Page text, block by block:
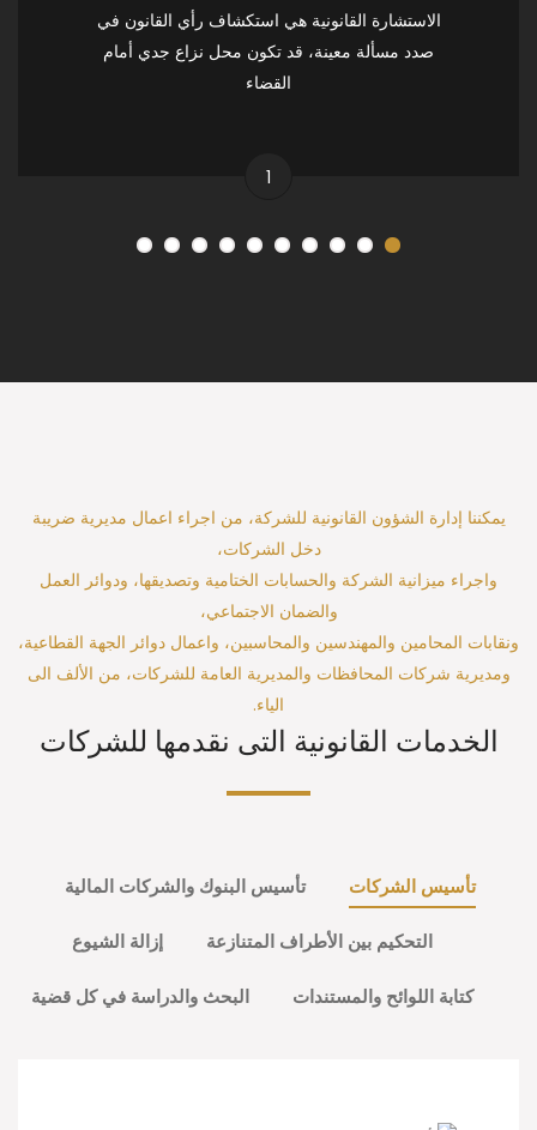
الاستشارة القانونية هي استكشاف رأي القانون في
صدد مسألة معينة، قد تكون محل نزاع جدي أمام
القضاء
1
يمكننا إدارة الشؤون القانونية للشركة، من اجراء اعمال مديرية ضريبة
دخل الشركات،
واجراء ميزانية الشركة والحسابات الختامية وتصديقها، ودوائر العمل
والضمان الاجتماعي،
ونقابات المحامين والمهندسين والمحاسبين، واعمال دوائر الجهة القطاعية،
ومديرية شركات المحافظات والمديرية العامة للشركات، من الألف الى
الياء.
الخدمات القانونية التى نقدمها للشركات
تأسيس الشركات تأسيس البنوك والشركات المالية
التحكيم بين الأطراف المتنازعة إزالة الشيوع
كتابة اللوائح والمستندات البحث والدراسة في كل قضية